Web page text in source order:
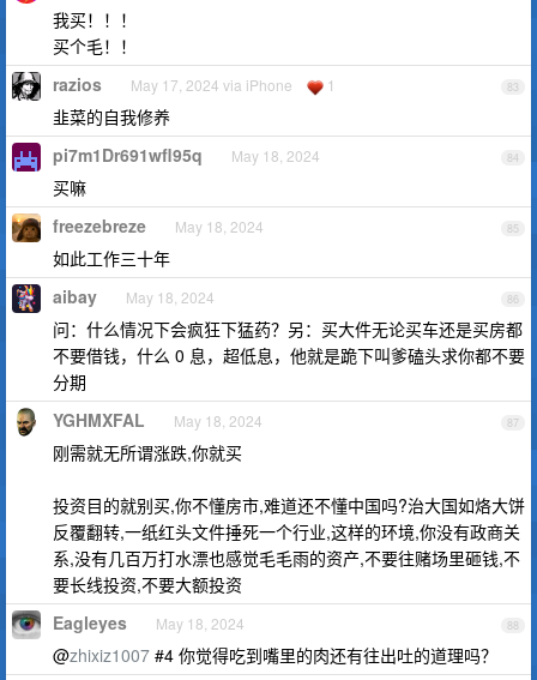
我买！！！
买个毛！！
83
razios May 17, 2024 via iPhone 1
韭菜的自我修养
84
pi7m1Dr691wfl95q May 18, 2024
买嘛
85
freezebreze May 18, 2024
如此工作三十年
86
aibay May 18, 2024
问：什么情况下会疯狂下猛药？另：买大件无论买车还是买房都
不要借钱，什么 0 息，超低息，他就是跪下叫爹磕头求你都不要
分期
87
YGHMXFAL May 18, 2024
刚需就无所谓涨跌,你就买
投资目的就别买,你不懂房市,难道还不懂中国吗?治大国如烙大饼
反覆翻转,一纸红头文件捶死一个行业,这样的环境,你没有政商关
系,没有几百万打水漂也感觉毛毛雨的资产,不要往赌场里砸钱,不
要长线投资,不要大额投资
88
Eagleyes May 18, 2024
@zhixiz1007 #4 你觉得吃到嘴里的肉还有往出吐的道理吗？